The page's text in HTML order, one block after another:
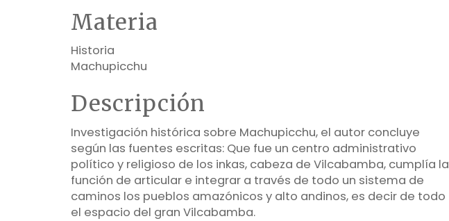
Materia
Historia
Machupicchu
Descripción
Investigación histórica sobre Machupicchu, el autor concluye
según las fuentes escritas: Que fue un centro administrativo
político y religioso de los inkas, cabeza de Vilcabamba, cumplía la
función de articular e integrar a través de todo un sistema de
caminos los pueblos amazónicos y alto andinos, es decir de todo
el espacio del gran Vilcabamba.